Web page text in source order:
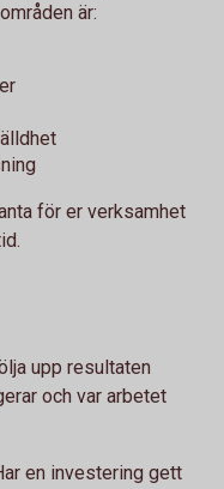
är:
för er verksamhet
upp resultaten
och var arbetet
en investering gett